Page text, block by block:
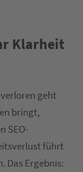
Klarheit
geht
bringt,
SEO-
führt
Das Ergebnis: